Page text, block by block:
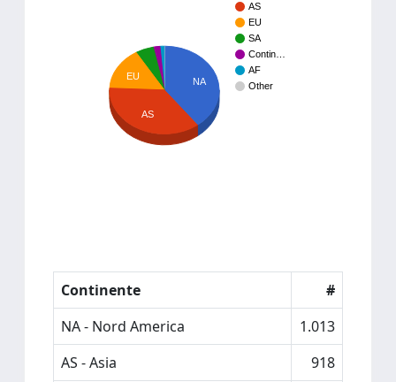
AS
EU
SA
Contin…
AF
Other
NA
EU
AS
Continente
#
NA - Nord America
1.013
AS - Asia
918